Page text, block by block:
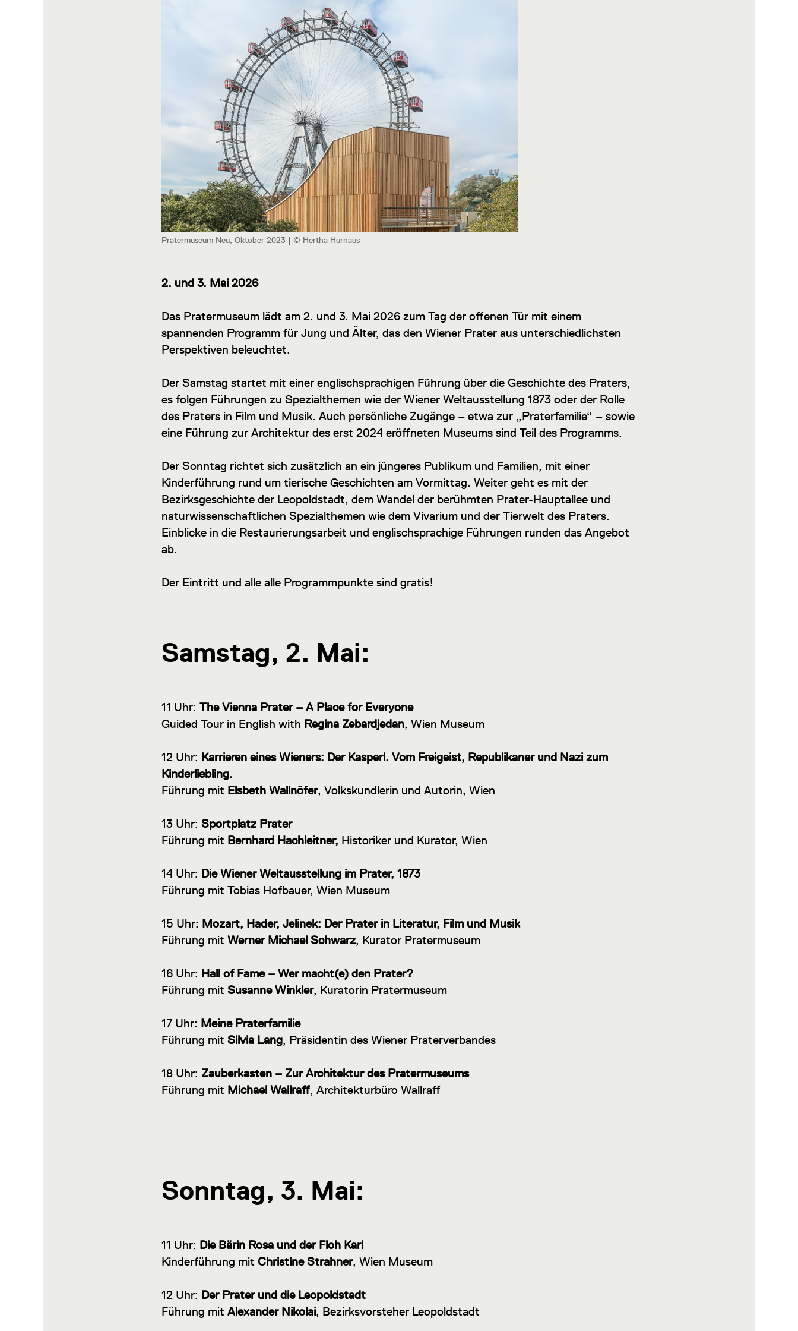
Pratermuseum Neu, Oktober 2023 | © Hertha Hurnaus
2. und 3. Mai 2026
Das Pratermuseum lädt am 2. und 3. Mai 2026 zum Tag der offenen Tür mit einem
spannenden Programm für Jung und Älter, das den Wiener Prater aus unterschiedlichsten
Perspektiven beleuchtet.
Der Samstag startet mit einer englischsprachigen Führung über die Geschichte des Praters,
es folgen Führungen zu Spezialthemen wie der Wiener Weltausstellung 1873 oder der Rolle
des Praters in Film und Musik. Auch persönliche Zugänge – etwa zur „Praterfamilie“ – sowie
eine Führung zur Architektur des erst 2024 eröffneten Museums sind Teil des Programms.
Der Sonntag richtet sich zusätzlich an ein jüngeres Publikum und Familien, mit einer
Kinderführung rund um tierische Geschichten am Vormittag. Weiter geht es mit der
Bezirksgeschichte der Leopoldstadt, dem Wandel der berühmten Prater-Hauptallee und
naturwissenschaftlichen Spezialthemen wie dem Vivarium und der Tierwelt des Praters.
Einblicke in die Restaurierungsarbeit und englischsprachige Führungen runden das Angebot
ab.
Der Eintritt und alle alle Programmpunkte sind gratis!
Samstag, 2. Mai:
11 Uhr: The Vienna Prater – A Place for Everyone
Guided Tour in English with Regina Zebardjedan, Wien Museum
12 Uhr: Karrieren eines Wieners: Der Kasperl. Vom Freigeist, Republikaner und Nazi zum
Kinderliebling.
Führung mit Elsbeth Wallnöfer, Volkskundlerin und Autorin, Wien
13 Uhr: Sportplatz Prater
Führung mit Bernhard Hachleitner, Historiker und Kurator, Wien
14 Uhr: Die Wiener Weltausstellung im Prater, 1873
Führung mit Tobias Hofbauer, Wien Museum
15 Uhr: Mozart, Hader, Jelinek: Der Prater in Literatur, Film und Musik
Führung mit Werner Michael Schwarz, Kurator Pratermuseum
16 Uhr: Hall of Fame – Wer macht(e) den Prater?
Führung mit Susanne Winkler, Kuratorin Pratermuseum
17 Uhr: Meine Praterfamilie
Führung mit Silvia Lang, Präsidentin des Wiener Praterverbandes
18 Uhr: Zauberkasten – Zur Architektur des Pratermuseums
Führung mit Michael Wallraff, Architekturbüro Wallraff
Sonntag, 3. Mai:
11 Uhr: Die Bärin Rosa und der Floh Karl
Kinderführung mit Christine Strahner, Wien Museum
12 Uhr: Der Prater und die Leopoldstadt
Führung mit Alexander Nikolai, Bezirksvorsteher Leopoldstadt